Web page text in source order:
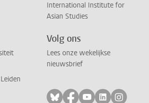
International Institute for
Asian Studies
Volg ons
Lees onze wekelijkse
nieuwsbrief
Volg ons op bluesky
Volg ons op
Volg ons op
Volg ons
Volg